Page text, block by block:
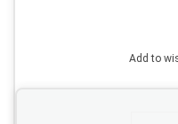
Add to